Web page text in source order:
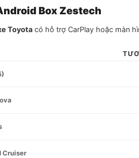
Box Zestech
Toyota có hỗ trợ CarPlay hoặc màn
Cruiser